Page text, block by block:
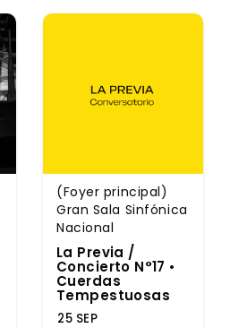
(Foyer principal)
Gran Sala Sinfónica
Nacional
La Previa /
Concierto N°17 •
Cuerdas
Tempestuosas
25 SEP